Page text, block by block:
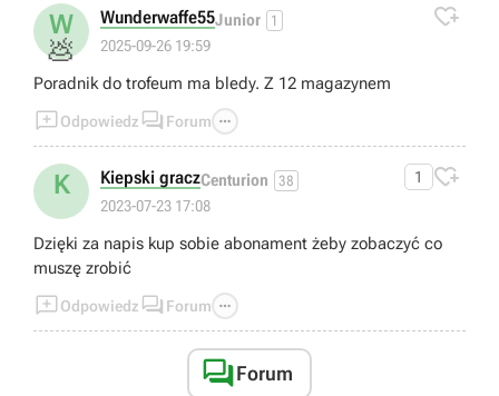
W
💩
Wunderwaffe55Junior 1
2025-09-26 19:59

Poradnik do trofeum ma bledy. Z 12 magazynem
Odpowiedz  Forum 
K Kiepski graczCenturion 38
2023-07-23 17:08
1 
Dzięki za napis kup sobie abonament żeby zobaczyć co
muszę zrobić
Odpowiedz  Forum 
Forum